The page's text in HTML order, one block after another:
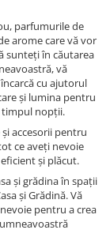
parfumurile de
arome care vă vor
sunteți în căutarea
vă
cu ajutorul
și lumina pentru
timpul nopții.
accesorii pentru
ce aveți nevoie
și plăcut.
și grădina în spații
și Grădină. Vă
pentru a crea